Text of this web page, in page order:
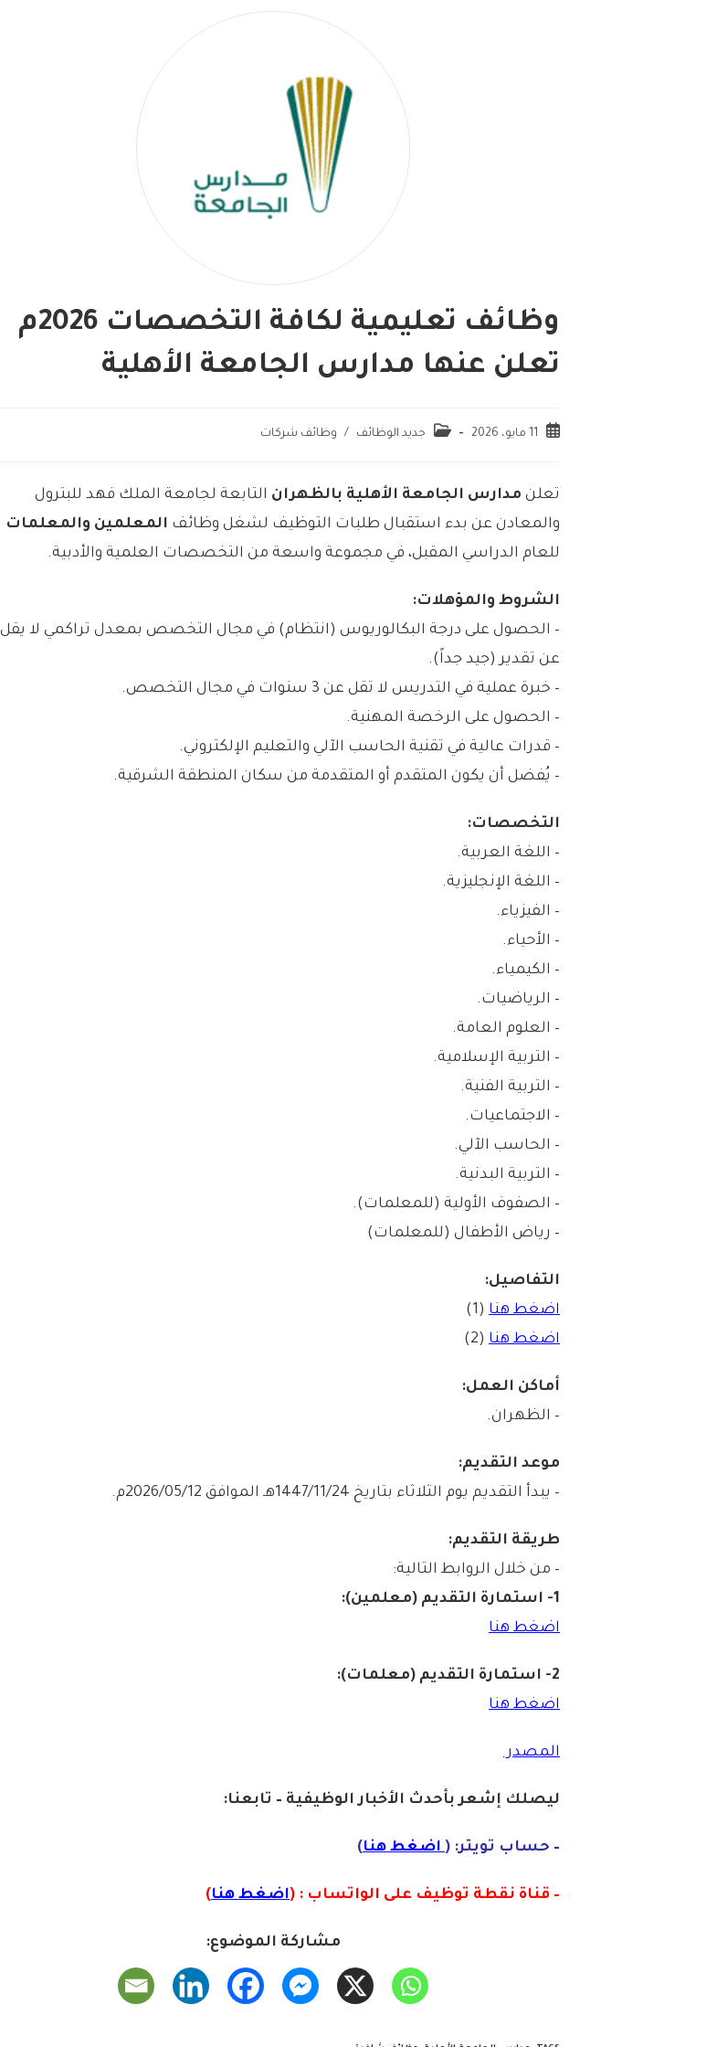
وظائف تعليمية لكافة التخصصات 2026م
تعلن عنها مدارس الجامعة الأهلية
11 مايو، 2026 جديد الوظائف / وظائف شركات
تعلن مدارس الجامعة الأهلية بالظهران التابعة لجامعة الملك فهد للبترول
والمعادن عن بدء استقبال طلبات التوظيف لشغل وظائف المعلمين والمعلمات
للعام الدراسي المقبل، في مجموعة واسعة من التخصصات العلمية والأدبية.
الشروط والمؤهلات:
– الحصول على درجة البكالوريوس (انتظام) في مجال التخصص بمعدل تراكمي لا يقل
عن تقدير (جيد جداً).
– خبرة عملية في التدريس لا تقل عن 3 سنوات في مجال التخصص.
– الحصول على الرخصة المهنية.
– قدرات عالية في تقنية الحاسب الآلي والتعليم الإلكتروني.
– يُفضل أن يكون المتقدم أو المتقدمة من سكان المنطقة الشرقية.
التخصصات:
– اللغة العربية.
– اللغة الإنجليزية.
– الفيزياء.
– الأحياء.
– الكيمياء.
– الرياضيات.
– العلوم العامة.
– التربية الإسلامية.
– التربية الفنية.
– الاجتماعيات.
– الحاسب الآلي.
– التربية البدنية.
– الصفوف الأولية (للمعلمات).
– رياض الأطفال (للمعلمات)
التفاصيل:
اضغط هنا (1)
اضغط هنا (2)
أماكن العمل:
– الظهران.
موعد التقديم:
– يبدأ التقديم يوم الثلاثاء بتاريخ 1447/11/24هـ الموافق 2026/05/12م.
طريقة التقديم:
– من خلال الروابط التالية:
1- استمارة التقديم (معلمين):
اضغط هنا
2- استمارة التقديم (معلمات):
اضغط هنا
المصدر
ليصلك إشعربأحدث الأخبار الوظيفية – تابعنا:
– حساب تويتر: (اضغط هنا)
– قناة نقطة توظيف على الواتساب : (اضغط هنا)
مشاركة الموضوع: